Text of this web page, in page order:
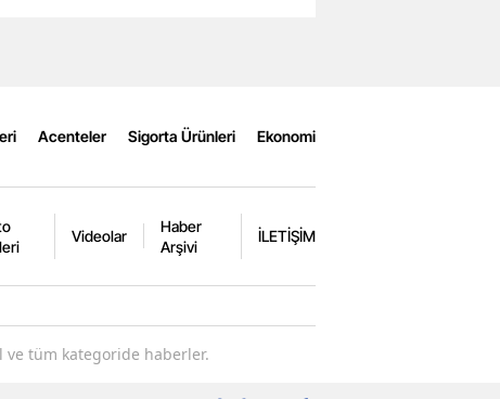
Acenteler Sigorta Ürünleri Ekonomi
Videolar
Haber
Arşivi
İLETİŞİM
ve tüm kategoride haberler.